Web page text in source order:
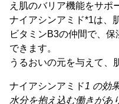
え肌のバリア機能をサポ
ナイアシンアミド*1は、
ビタミンB3の仲間で、
できます。
うるおいの元を与えて、
ナイアシンアミド1 の効
水分を抱え込む働きがあ